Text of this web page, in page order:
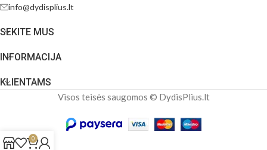
info@dydisplius.lt
SEKITE MUS
INFORMACIJA
KLIENTAMS
Visos teisės saugomos © DydisPlius.lt
0